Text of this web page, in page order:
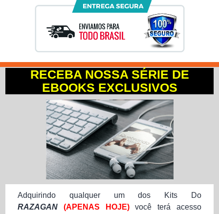
RECEBA NOSSA SÉRIE DE
EBOOKS EXCLUSIVOS
Adquirindo qualquer um dos Kits Do
RAZAGAN (APENAS HOJE)você terá acesso